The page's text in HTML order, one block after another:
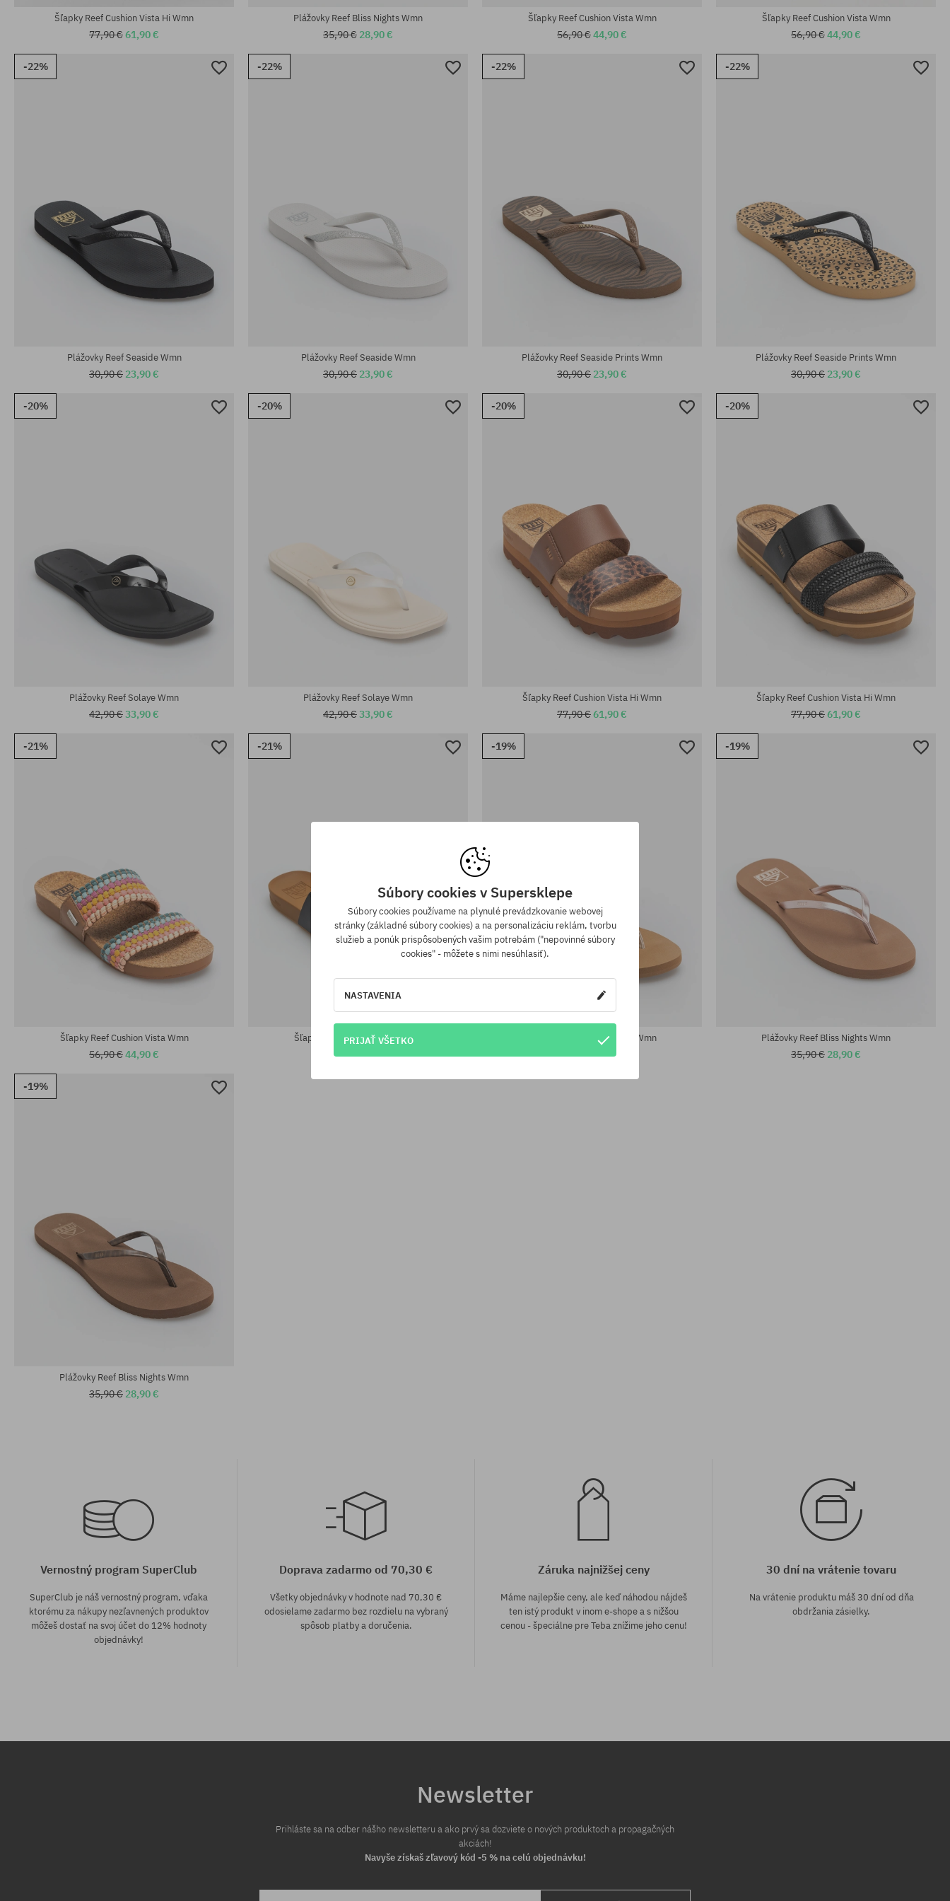
Šľapky Reef Cushion Vista Hi Wmn
77,90 €61,90 €
Plážovky Reef Bliss Nights Wmn
35,90 € 28,90 €
Šľapky Reef Cushion Vista Wmn
56,90 €44,90 €
Šľapky Reef Cushion Vista Wmn
56,90 €44,90 €
-22%
Plážovky Reef Seaside Wmn
30,90 € 23,90 €
-22%
Plážovky Reef Seaside Wmn
30,90 € 23,90 €
-22%
Plážovky Reef Seaside Prints Wmn
30,90 € 23,90 €
-22%
Plážovky Reef Seaside Prints Wmn
30,90 € 23,90 €
-20%
Plážovky Reef Solaye Wmn
42,90 €33,90 €
-20%
Plážovky Reef Solaye Wmn
42,90 €33,90 €
-20%
Šľapky Reef Cushion Vista Hi Wmn
77,90 €61,90 €
-20%
Šľapky Reef Cushion Vista Hi Wmn
77,90 €61,90 €
-21%
Šľapky Reef Cushion Vista Wmn
56,90 €44,90 €
-21%
Šľapky Reef Cushion Vista Wmn
56,90 €44,90 €
-19%
Plážovky Reef Bliss Nights Wmn
35,90 €28,90 €
-19%
Plážovky Reef Bliss Nights Wmn
35,90 € 28,90 €
-19%
Plážovky Reef Bliss Nights Wmn
35,90 € 28,90 €
Vernostný program SuperClub
SuperClub je náš vernostný program, vďaka
ktorému za nákupy nezľavnených produktov
môžeš dostať na svoj účet do 12% hodnoty
objednávky!
Doprava zadarmo od 70,30 €
Všetky objednávky v hodnote nad 70,30 €
odosielame zadarmo bez rozdielu na vybraný
spôsob platby a doručenia.
Záruka najnižšej ceny
Máme najlepšie ceny, ale keď náhodou nájdeš
ten istý produkt v inom e-shope a s nižšou
cenou - špeciálne pre Teba znížime jeho cenu!
30 dní na vrátenie tovaru
Na vrátenie produktu máš 30 dní od dňa
obdržania zásielky.
Newsletter
Prihláste sa na odber nášho newsletteru a ako prvý sa dozviete o nových produktoch a propagačných
akciách!
Navyše získaš zľavový kód -5 % na celú objednávku!
Súbory cookies v Supersklepe
Súbory cookies používame na plynulé prevádzkovanie webovej
stránky (základné súbory cookies) a na personalizáciu reklám, tvorbu
služieb a ponúk prispôsobených vašim potrebám ("nepovinné súbory
cookies" - môžete s nimi nesúhlasiť).
NASTAVENIA
PRIJAŤ VŠETKO